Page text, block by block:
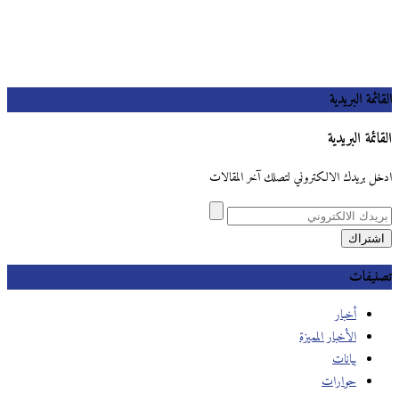
القائمة البريدية
القائمة البريدية
ادخل بريدك الالكتروني لتصلك آخر المقالات
تصنيفات
أخبار
الأخبار المميزة
بيانات
حوارات